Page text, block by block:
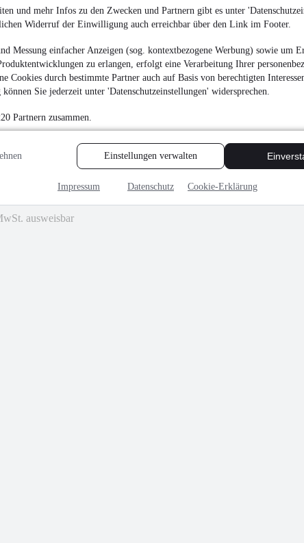
und mehr Infos zu den Zwecken und Partnern gibt es unter
Widerruf der Einwilligung auch erreichbar über den Link im Footer.
Messung einfacher Anzeigen (sog. kontextbezogene Werbung) sowie um
zu erlangen, erfolgt eine Verarbeitung Ihrer
Cookies durch bestimmte Partner auch auf Basis von berechtigten
Sie jederzeit unter 'Datenschutzeinstellungen' widersprechen.
Partnern zusammen.
Einstellungen verwalten
Impressum Datenschutz Cookie-Erklärung
NEU
BMW 218
H&KPanora
¹
Unfallfrei•
100 kW (136 PS)•
ausweisbar